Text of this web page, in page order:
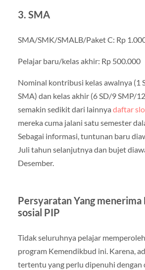
3. SMA
SMA/SMK/SMALB/Paket C: Rp
Pelajar baru/kelas akhir: Rp 500.000
Nominal kontribusi kelas awalnya (1
SMA) dan kelas akhir (6 SD/9 SMP/
semakin sedikit dari lainnya daftar
mereka cuma jalani satu semester
Sebagai informasi, tuntunan baru
Juli tahun selanjutnya dan bujet
Desember.
Persyaratan Yang menerima
sosial PIP
Tidak seluruhnya pelajar
program Kemendikbud ini. Karena,
tertentu yang perlu dipenuhi dengan